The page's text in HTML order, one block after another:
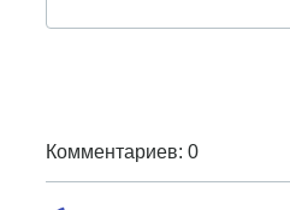
Комментариев: 0